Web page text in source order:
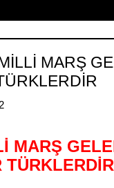
MARŞ
MARŞ
TÜRKLERDİR